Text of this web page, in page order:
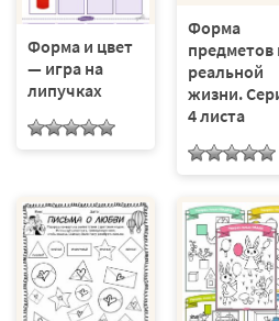
Форма и цвет
— игра на
липучках
Форма
предметов
реальной
жизни.
4 листа